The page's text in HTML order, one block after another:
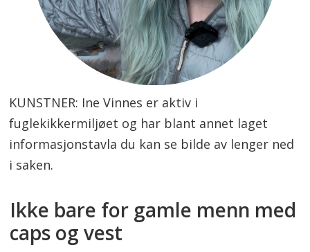
KUNSTNER: Ine Vinnes er aktiv i
fuglekikkermiljøet og har blant annet laget
informasjonstavla du kan se bilde av lenger ned
i saken.
Ikke bare for gamle menn med
caps og vest